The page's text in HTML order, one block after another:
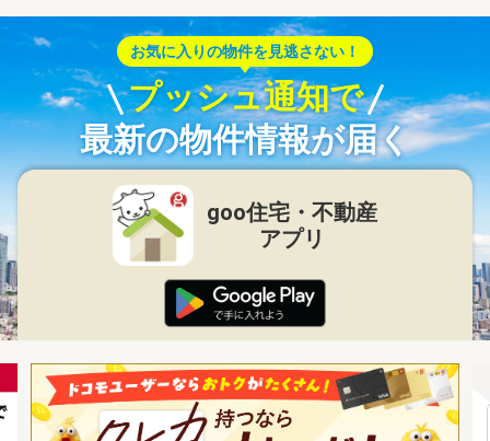
お気に入りの物件を見逃さない！
プッシュ通知で
最新の物件情報が届く
goo住宅・不動産
アプリ